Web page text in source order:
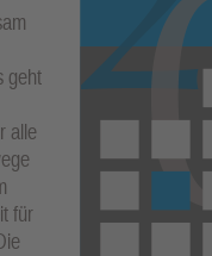
geht
alle
für